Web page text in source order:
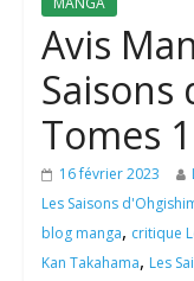
Avis
Saisons
Tomes
16 février 2023
Les Saisons
blog manga, critique
Kan Takahama, Les